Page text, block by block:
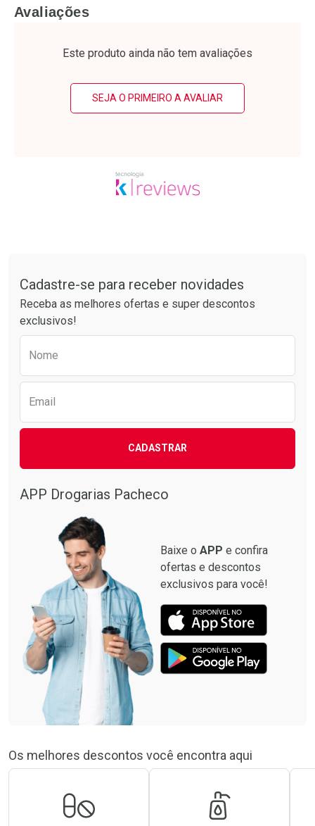
Laboratório
Por R$ 15,19/cada
Por Menos Laboratório
Por R$ 41,27/cada
Por Menos
Avaliações
Este produto ainda não tem avaliações
SEJA O PRIMEIRO A AVALIAR
Cadastre-se para receber novidades
Receba as melhores ofertas e super descontos
exclusivos!
Nome
Email
CADASTRAR
APP Drogarias Pacheco
Baixe o APP e confira
ofertas e descontos
exclusivos para você!
Os melhores descontos você encontra aqui